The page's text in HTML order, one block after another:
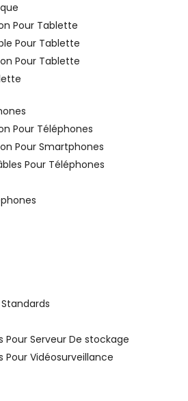
Pour Tablette
Pour Tablette
Pour Tablette
Pour Téléphones
Pour Smartphones
Pour Téléphones
Pour Serveur De stockage
Pour Vidéosurveillance